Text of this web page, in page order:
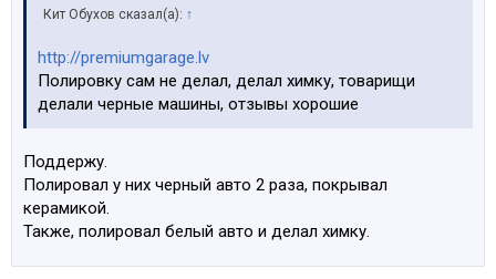
Кит Обухов сказал(а): ↑
http://premiumgarage.lv
Полировку сам не делал, делал химку, товарищи
делали черные машины, отзывы хорошие
Поддержу.
Полировал у них черный авто 2 раза, покрывал
керамикой.
Также, полировал белый авто и делал химку.